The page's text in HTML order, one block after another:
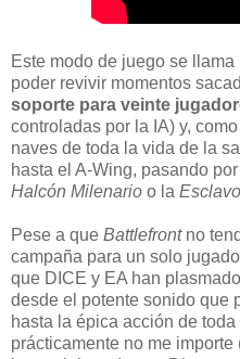
Este modo de juego se llama
poder revivir momentos
soporte para veinte
controladas por la IA) y,
naves de toda la vida de la
hasta el A-Wing, pasando
Halcón Milenario o la
Pese a que Battlefront no
campaña para un solo
que DICE y EA han
desde el potente sonido que
hasta la épica acción de
prácticamente no me